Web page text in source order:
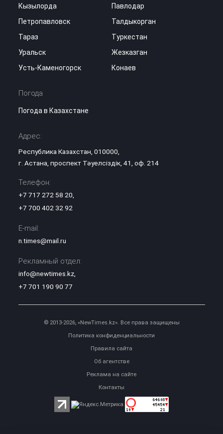
Кызылорда
Павлодар
Петропавловск
Талдыкорган
Тараз
Туркестан
Уральск
Жезказган
Усть-Каменогорск
Конаев
Погода
Погода в Казахстане
Адрес:
Республика Казахстан, 010000,
г. Астана, проспект Тәуелсіздік, 41, оф. 214
Телефон:
+7 717 272 58 20,
+7 700 402 32 92
E-mail:
n.times@mail.ru
Рекламный отдел:
info@newtimes.kz,
+7 701 190 90 77
© 2013-2026, «NewTimes.kz». Все права защищены
Политика конфиденциальности
Правила сайта
Об агентстве
Реклама на сайте
Контакты